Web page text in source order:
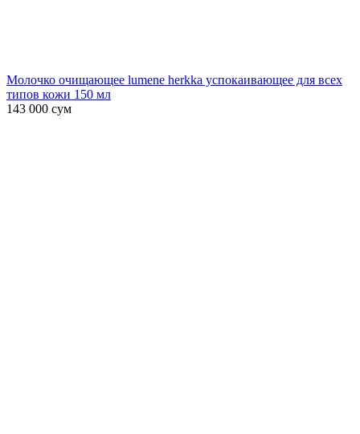
Молочко очищающее lumene herkka успокаивающее для всех
типов кожи 150 мл
143 000 сум